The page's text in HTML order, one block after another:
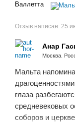
Валлетта
Отзыв написан: 25
Анар
Москва.
Мальта
глаза
средневековых
соборов и